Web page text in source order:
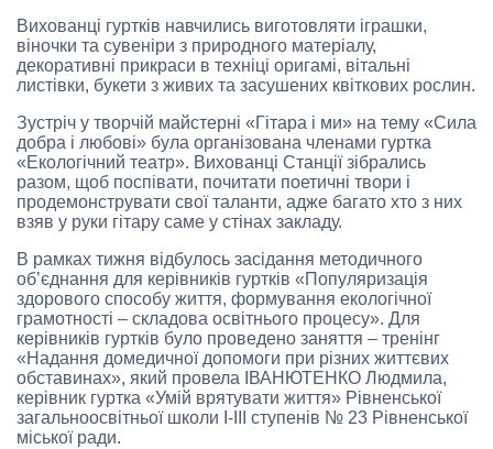
Вихованці гуртків навчились виготовляти іграшки,
віночки та сувеніри з природного матеріалу,
декоративні прикраси в техніці оригамі, вітальні
листівки, букети з живих та засушених квіткових рослин.
Зустріч у творчій майстерні «Гітара і ми» на тему «Сила
добра і любові» була організована членами гуртка
«Екологічний театр». Вихованці Станції зібрались
разом, щоб поспівати, почитати поетичні твори і
продемонструвати свої таланти, адже багато хто з них
взяв у руки гітару саме у стінах закладу.
В рамках тижня відбулось засідання методичного
об’єднання для керівників гуртків «Популяризація
здорового способу життя, формування екологічної
грамотності – складова освітнього процесу». Для
керівників гуртків було проведено заняття – тренінг
«Надання домедичної допомоги при різних життєвих
обставинах», який провела ІВАНЮТЕНКО Людмила,
керівник гуртка «Умій врятувати життя» Рівненської
загальноосвітньої школи І-ІІІ ступенів № 23 Рівненської
міської ради.